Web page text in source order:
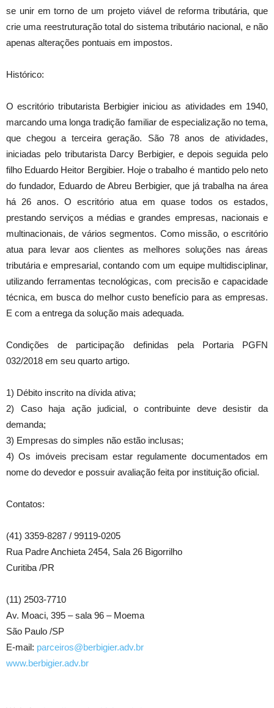
se unir em torno de um projeto viável de reforma tributária, que
crie uma reestruturação total do sistema tributário nacional, e não
apenas alterações pontuais em impostos.
Histórico:
O escritório tributarista Berbigier iniciou as atividades em 1940,
marcando uma longa tradição familiar de especialização no tema,
que chegou a terceira geração. São 78 anos de atividades,
iniciadas pelo tributarista Darcy Berbigier, e depois seguida pelo
filho Eduardo Heitor Bergibier. Hoje o trabalho é mantido pelo neto
do fundador, Eduardo de Abreu Berbigier, que já trabalha na área
há 26 anos. O escritório atua em quase todos os estados,
prestando serviços a médias e grandes empresas, nacionais e
multinacionais, de vários segmentos. Como missão, o escritório
atua para levar aos clientes as melhores soluções nas áreas
tributária e empresarial, contando com um equipe multidisciplinar,
utilizando ferramentas tecnológicas, com precisão e capacidade
técnica, em busca do melhor custo benefício para as empresas.
E com a entrega da solução mais adequada.
Condições de participação definidas pela Portaria PGFN
032/2018 em seu quarto artigo.
1) Débito inscrito na dívida ativa;
2) Caso haja ação judicial, o contribuinte deve desistir da
demanda;
3) Empresas do simples não estão inclusas;
4) Os imóveis precisam estar regulamente documentados em
nome do devedor e possuir avaliação feita por instituição oficial.
Contatos:
(41) 3359-8287 / 99119-0205
Rua Padre Anchieta 2454, Sala 26 Bigorrilho
Curitiba /PR
(11) 2503-7710
Av. Moaci, 395 – sala 96 – Moema
São Paulo /SP
E-mail: parceiros@berbigier.adv.br
www.berbigier.adv.br